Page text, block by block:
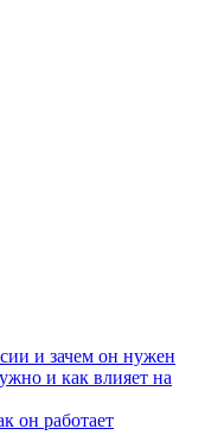
и зачем он нужен
и как влияет на
он работает